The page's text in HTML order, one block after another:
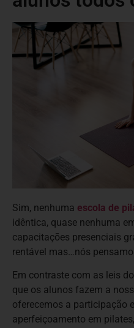
Sim, nenhuma escola de
idêntica, quase nenhuma
capacitaçōes presenciais
rentável mas…nós
Em contraste com as leis
que os alunos fazem a
oferecemos a participação
aperfeiçoamento em